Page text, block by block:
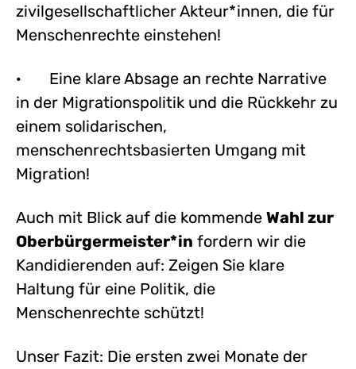
zivilgesellschaftlicher Akteur*innen, die für
Menschenrechte einstehen!
· Eine klare Absage an rechte Narrative
in der Migrationspolitik und die Rückkehr zu
einem solidarischen,
menschenrechtsbasierten Umgang mit
Migration!
Auch mit Blick auf die kommende Wahl zur
Oberbürgermeister*in fordern wir die
Kandidierenden auf: Zeigen Sie klare
Haltung für eine Politik, die
Menschenrechte schützt!
Unser Fazit: Die ersten zwei Monate der